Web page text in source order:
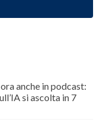
anche in podcast:
si ascolta in 7